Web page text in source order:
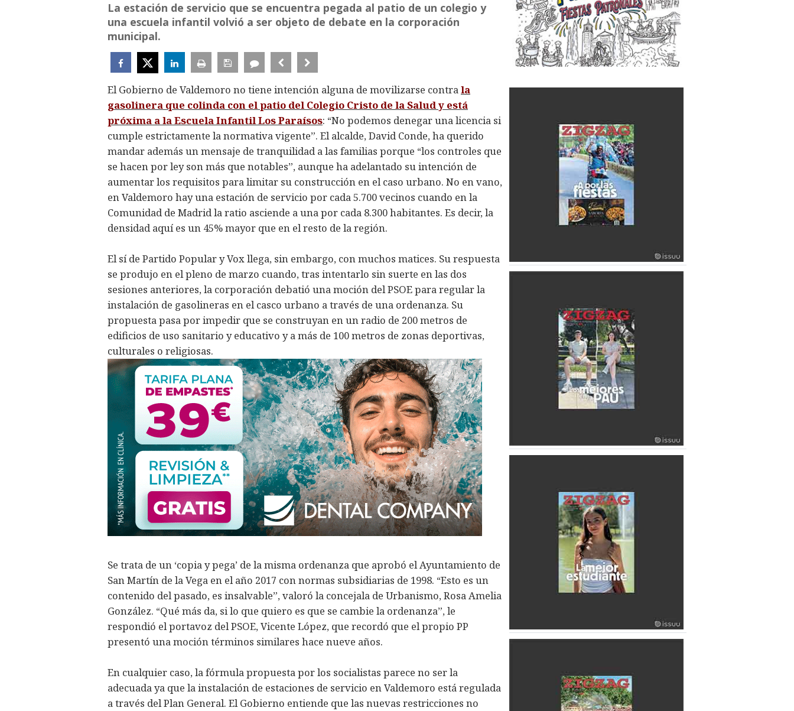
La estación de servicio que se encuentra pegada al patio de un colegio y
una escuela infantil volvió a ser objeto de debate en la corporación
municipal.
El Gobierno de Valdemoro no tiene intención alguna de movilizarse contrala
gasolinera que colinda con el patio del Colegio Cristo de la Salud y está
próxima a la Escuela Infantil Los Paraísos: “No podemos denegar una licencia si
cumple estrictamente la normativa vigente”. El alcalde, David Conde, ha querido
mandar además un mensaje de tranquilidad a las familias porque “los controles que
se hacen por ley son más que notables”, aunque ha adelantado su intención de
aumentar los requisitos para limitar su construcción en el caso urbano. No en vano,
en Valdemoro hay una estación de servicio por cada 5.700 vecinos cuando en la
Comunidad de Madrid la ratio asciende a una por cada 8.300 habitantes. Es decir, la
densidad aquí es un 45% mayor que en el resto de la región.
El sí de Partido Popular y Vox llega, sin embargo, con muchos matices. Su respuesta
se produjo en el pleno de marzo cuando, tras intentarlo sin suerte en las dos
sesiones anteriores, la corporación debatió una moción del PSOE para regular la
instalación de gasolineras en el casco urbano a través de una ordenanza. Su
propuesta pasa por impedir que se construyan en un radio de 200 metros de
edificios de uso sanitario y educativo y a más de 100 metros de zonas deportivas,
culturales o religiosas.
Se trata de un ‘copia y pega’ de la misma ordenanza que aprobó el Ayuntamiento de
San Martín de la Vega en el año 2017 con normas subsidiarias de 1998. “Esto es un
contenido del pasado, es insalvable”, valoró la concejala de Urbanismo, Rosa Amelia
González. “Qué más da, si lo que quiero es que se cambie la ordenanza”, le
respondió el portavoz del PSOE, Vicente López, que recordó que el propio PP
presentó una moción términos similares hace nueve años.
En cualquier caso, la fórmula propuesta por los socialistas parece no ser la
adecuada ya que la instalación de estaciones de servicio en Valdemoro está regulada
a través del Plan General. El Gobierno entiende que las nuevas restricciones no